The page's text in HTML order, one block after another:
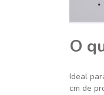
O
Ideal
cm de